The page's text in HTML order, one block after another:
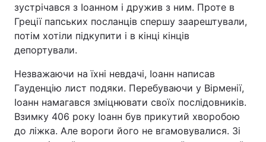
зустрічався з Іоанном і дружив з ним. Проте в
Греції папських посланців спершу заарештували,
потім хотіли підкупити і в кінці кінців
депортували.
Незважаючи на їхні невдачі, Іоанн написав
Гауденцію лист подяки. Перебуваючи у Вірменії,
Іоанн намагався зміцнювати своїх послідовників.
Взимку 406 року Іоанн був прикутий хворобою
до ліжка. Але вороги його не вгамовувалися. Зі